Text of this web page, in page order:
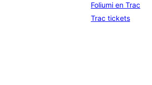
Foliumi en Trac
Trac tickets